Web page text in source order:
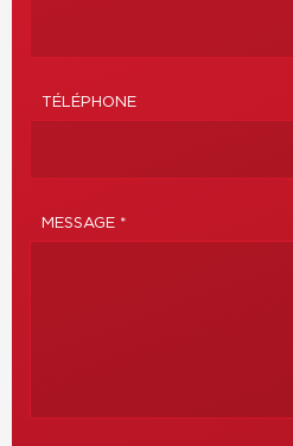
TÉLÉPHONE
MESSAGE *